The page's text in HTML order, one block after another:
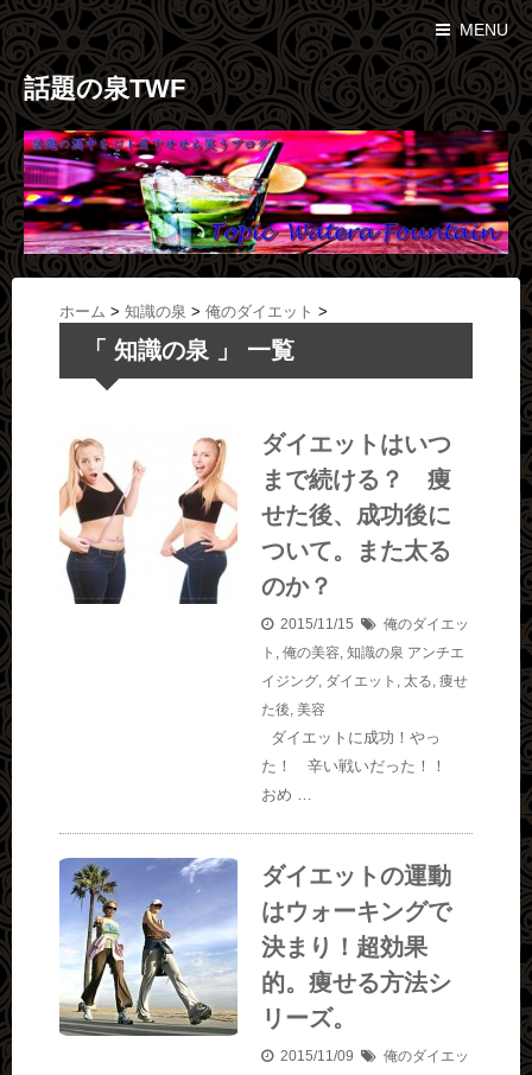
MENU
話題の泉TWF
ホーム > 知識の泉 > 俺のダイエット >
「 知識の泉 」 一覧
ダイエットはいつ
まで続ける？ 痩
せた後、成功後に
ついて。また太る
のか？
2015/11/15
俺のダイエッ
ト , 俺の美容, 知識の泉 アンチエ
イジング, ダイエット , 太る, 痩せ
た後, 美容
ダイエットに成功！やっ
た！ 辛い戦いだった！！
おめ …
ダイエットの運動
はウォーキングで
決まり！超効果
的。痩せる方法シ
リーズ。
2015/11/09
俺のダイエッ